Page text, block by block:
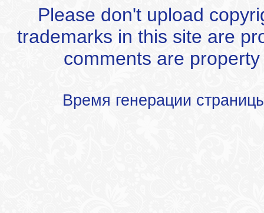
Please don't upload
trademarks in this site are
comments are
Время генерации